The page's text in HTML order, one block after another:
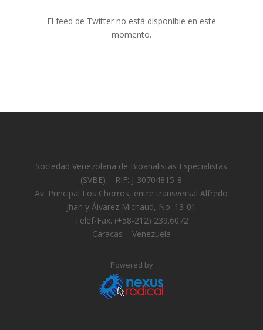
El feed de Twitter no está disponible en este
momento.
Sociedad Venezolana de Bioanalistas Especialistas
(SVBE) – RIF: J-30704815-8
Av. Principal Los Chorros, entre transversal Alfredo
Jhan y Álvarez Michaud, No. 13-01
Telef-Fax. (+58-212) 239.6072
Caracas – Venezuela
Powered by